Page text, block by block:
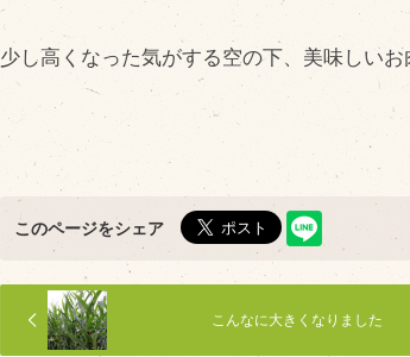
少し高くなった気がする空の下、美味しいお
このページをシェア
こんなに大きくなりました